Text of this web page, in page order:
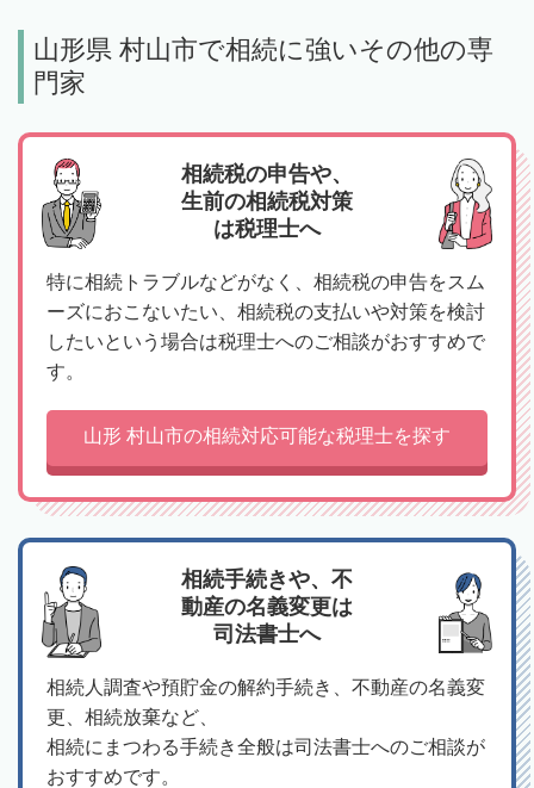
山形県 村山市で相続に強いその他の専
門家
相続税の申告や、
生前の相続税対策
は税理士へ
特に相続トラブルなどがなく、相続税の申告をスム
ーズにおこないたい、相続税の支払いや対策を検討
したいという場合は税理士へのご相談がおすすめで
す。
山形 村山市の相続対応可能な税理士を探す
相続手続きや、不
動産の名義変更は
司法書士へ
相続人調査や預貯金の解約手続き、不動産の名義変
更、相続放棄など、
相続にまつわる手続き全般は司法書士へのご相談が
おすすめです。